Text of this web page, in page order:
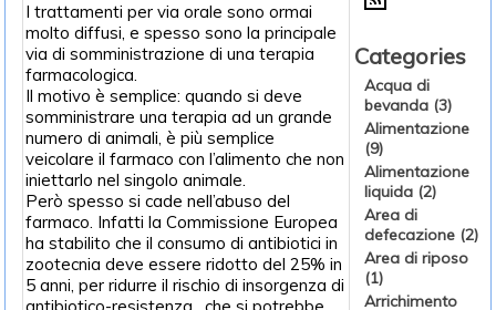
I trattamenti per via orale sono ormai
molto diffusi, e spesso sono la principale
via di somministrazione di una terapia
farmacologica.
Il motivo è semplice: quando si deve
somministrare una terapia ad un grande
numero di animali, è più semplice
veicolare il farmaco con l’alimento che non
iniettarlo nel singolo animale.
Però spesso si cade nell’abuso del
farmaco. Infatti la Commissione Europea
ha stabilito che il consumo di antibiotici in
zootecnia deve essere ridotto del 25% in
5 anni, per ridurre il rischio di insorgenza di
Categories
Acqua di
bevanda (3)
Alimentazione
(9)
Alimentazione
liquida (2)
Area di
defecazione (2)
Area di riposo
(1)
Arrichimento